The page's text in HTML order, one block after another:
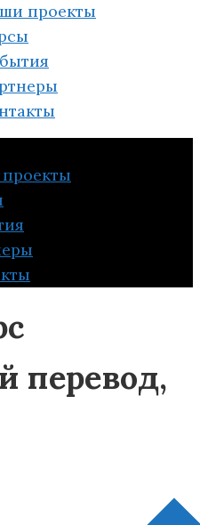
проекты
перевод,